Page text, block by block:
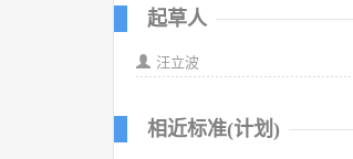
起草人
汪立波
相近标准(计划)